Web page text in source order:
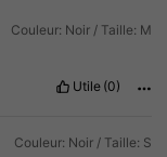
Couleur: Noir / Taille: M
Utile (0)
Couleur: Noir / Taille: S